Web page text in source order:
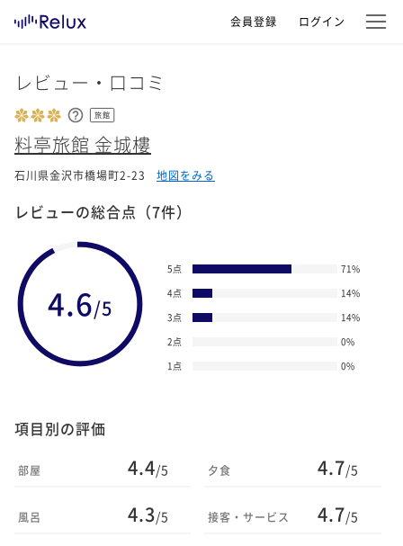
会員登録 ログイン
レビュー・口コミ
旅館
料亭旅館 金城樓
石川県金沢市橋場町2-23 地図をみる
レビューの総合点 （7件）
4.6/5
5点 71%
4点
14%
3点
14%
2点
0%
1点
0%
項目別の評価
部屋 4.4/5
風呂 4.3/5
夕食 4.7/5
接客・サービス 4.7/5